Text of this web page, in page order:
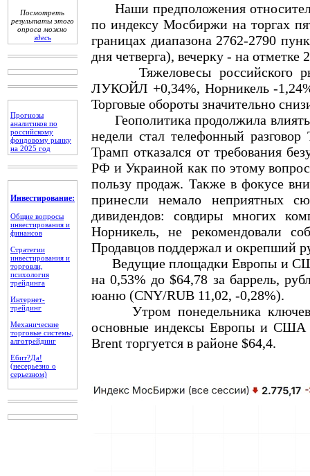
Посмотреть
результаты этого
опроса можно
здесь
Прогнозы
аналитиков по
российскому
фондовому рынку
на 2025 год
Инвестирование:
Общие вопросы
инвестирования и
финансов
Стратегии
инвестирования и
торговли,
психология
трейдинга
Интернет-
трейдинг
Механические
торговые системы,
алготрейдинг
Ебит?Да!
(несерьезно о
серьезном)
Наши предположения
по индексу Мосбиржи на торгах
границах диапазона 2762-2790
дня четверга), вечерку - на
Тяжеловесы российского
ЛУКОЙЛ +0,34%, Норникель -
Торговые обороты значительно
Геополитика продолжила
недели стал телефонный
Трамп отказался от требования
РФ и Украиной как по этому
пользу продаж. Также в фокусе
принесли немало неприятных
дивидендов: совдиры многих
Норникель, не рекомендовали
Продавцов поддержал и окрепший
Ведущие площадки Европы и
на 0,53% до $64,78 за баррель,
юаню (CNY/RUB 11,02, -0,28%).
Утром понедельника
основные индексы Европы и США
Brent торгуется в районе $64,4.